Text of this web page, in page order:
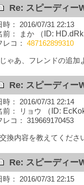
Re: スピーディー
時： 2016/07/31 22:13
前： まか
（ID:
レコ： 487162899310
じゃあ、フレンドの追加
Re: スピーディー
時： 2016/07/31 22:14
前： リョウ
（ID:
レコ： 319669170453
交換内容を教えてくださ
Re: スピーディー
時： 2016/07/31 22:15